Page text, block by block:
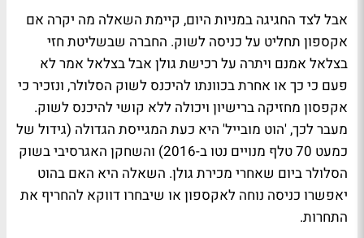
אבל לצד החגיגה במניות היום, קיימת השאלה מה יקרה אם
אקספון תחליט על כניסה לשוק. החברה שבשליטת חזי
בצלאל אמנם ויתרה על רכישת גולן אבל בצלאל אמר לא
פעם כי כך או אחרת בכוונתו להיכנס לשוק הסלולר, ונזכיר כי
אקפסון מחזיקה ברישיון ויכולה ללא קושי להיכנס לשוק.
מעבר לכך, 'הוט מובייל' היא כעת המגייסת הגדולה (גידול של
כמעט 70 טלף מנויים נטו ב-2016) והשחקן האגרסיבי בשוק
הסלולר ביום שאחרי מכירת גולן. השאלה היא האם בהוט
יאפשרו כניסה נוחה לאקספון או שיבחרו דווקא להחריף את
התחרות.